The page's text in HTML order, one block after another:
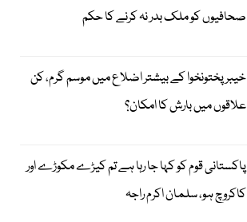
صحافیوں کو ملک بدر نہ کرنے کا حکم
خیبر پختونخوا کے بیشتر اضلاع میں موسم گرم، کن
علاقوں میں بارش کا امکان؟
پاکستانی قوم کو کہا جا رہا ہے تم کیڑے مکوڑے اور
کاکروچ ہو، سلمان اکرم راجہ